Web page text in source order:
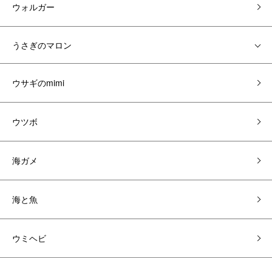
ウォルガー
うさぎのマロン
ウサギのmimi
ウツボ
海ガメ
海と魚
ウミヘビ